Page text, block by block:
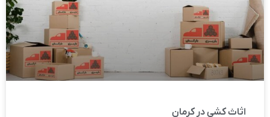
اثاث کشی در کرمان